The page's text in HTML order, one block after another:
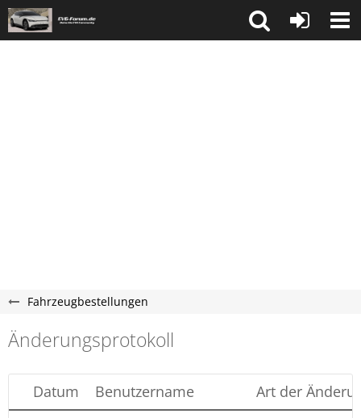
Fahrzeugbestellungen
Änderungsprotokoll
Datum Benutzername Art der